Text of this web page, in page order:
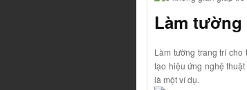
Làm
Làm tường trang trí
tạo hiệu ứng nghệ
là một ví dụ.